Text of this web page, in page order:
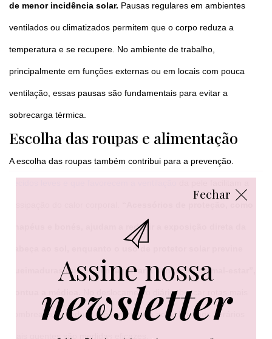
de menor incidência solar. Pausas regulares em ambientes
ventilados ou climatizados permitem que o corpo reduza a
temperatura e se recupere. No ambiente de trabalho,
principalmente em funções externas ou em locais com pouca
ventilação, essas pausas são fundamentais para evitar a
sobrecarga térmica.
Escolha das roupas e alimentação
A escolha das roupas também contribui para a prevenção.
chapéus e bonés, ajudam a reduzir a exposição direta da
cabeça ao sol, enquanto o uso de protetor solar previne
queimaduras que podem agravar a sensação de mal-estar”,
No deslocamento diário, buscar rotas mais
sombreadas e reduzir a permanência ao ar livre nos horários
Fechar
Assine nossa
newsletter